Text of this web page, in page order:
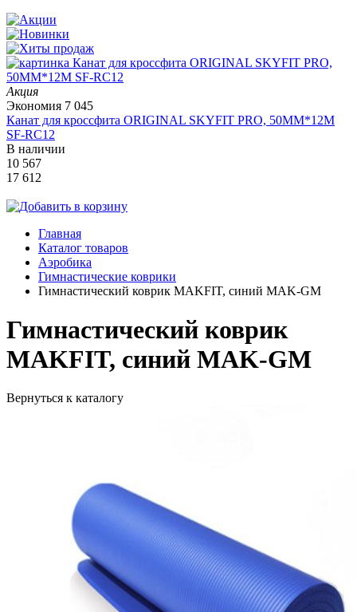
Акция
Экономия 7 045
Канат для кроссфита ORIGINAL SKYFIT PRO, 50MM*12M
SF-RС12
В наличии
10 567
17 612
Главная
Каталог товаров
Аэробика
Гимнастические коврики
Гимнастический коврик MAKFIT, синий MAK-GM
Гимнастический коврик
MAKFIT, синий MAK-GM
Вернуться к каталогу